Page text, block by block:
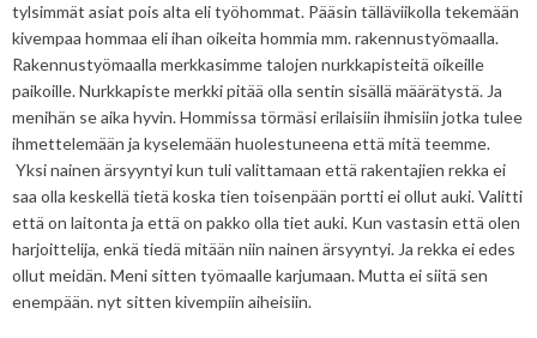
tylsimmät asiat pois alta eli työhommat. Pääsin tälläviikolla tekemään
kivempaa hommaa eli ihan oikeita hommia mm. rakennustyömaalla.
Rakennustyömaalla merkkasimme talojen nurkkapisteitä oikeille
paikoille. Nurkkapiste merkki pitää olla sentin sisällä määrätystä. Ja
menihän se aika hyvin. Hommissa törmäsi erilaisiin ihmisiin jotka tulee
ihmettelemään ja kyselemään huolestuneena että mitä teemme.
Yksi nainen ärsyyntyi kun tuli valittamaan että rakentajien rekka ei
saa olla keskellä tietä koska tien toisenpään portti ei ollut auki. Valitti
että on laitonta ja että on pakko olla tiet auki. Kun vastasin että olen
harjoittelija, enkä tiedä mitään niin nainen ärsyyntyi. Ja rekka ei edes
ollut meidän. Meni sitten työmaalle karjumaan. Mutta ei siitä sen
enempään. nyt sitten kivempiin aiheisiin.